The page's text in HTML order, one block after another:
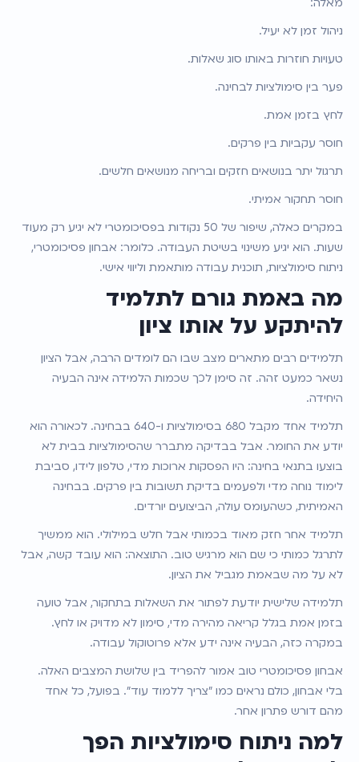
מאלה:
ניהול זמן לא יעיל.
טעויות חוזרות באותו סוג שאלות.
פער בין סימולציות לבחינה.
לחץ בזמן אמת.
חוסר עקביות בין פרקים.
תרגול יתר בנושאים חזקים ובריחה מנושאים חלשים.
חוסר תחקור אמיתי.
במקרים כאלה, שיפור של 50 נקודות בפסיכומטרי לא יגיע רק מעוד
שעות. הוא יגיע משינוי בשיטת העבודה. כלומר: אבחון פסיכומטרי,
ניתוח סימולציות, תוכנית עבודה מותאמת וליווי אישי.
מה באמת גורם לתלמיד
להיתקע על אותו ציון
תלמידים רבים מתארים מצב שבו הם לומדים הרבה, אבל הציון
נשאר כמעט זהה. זה סימן לכך שכמות הלמידה אינה הבעיה
היחידה.
תלמיד אחד מקבל 680 בסימולציות ו-640 בבחינה. לכאורה הוא
יודע את החומר. אבל בבדיקה מתברר שהסימולציות בבית לא
בוצעו בתנאי בחינה: היו הפסקות ארוכות מדי, טלפון לידו, סביבת
לימוד נוחה מדי ולפעמים בדיקת תשובות בין פרקים. בבחינה
האמיתית, כשהעומס עולה, הביצועים יורדים.
תלמיד אחר חזק מאוד בכמותי אבל חלש במילולי. הוא ממשיך
לתרגל כמותי כי שם הוא מרגיש טוב. התוצאה: הוא עובד קשה, אבל
לא על מה שבאמת מגביל את הציון.
תלמידה שלישית יודעת לפתור את השאלות בתחקור, אבל טועה
בזמן אמת בגלל קריאה מהירה מדי, סימון לא מדויק או לחץ.
במקרה כזה, הבעיה אינה ידע אלא פרוטוקול עבודה.
אבחון פסיכומטרי טוב אמור להפריד בין שלושת המצבים האלה.
בלי אבחון, כולם נראים כמו "צריך ללמוד עוד". בפועל, כל אחד
מהם דורש פתרון אחר.
למה ניתוח סימולציות הפך